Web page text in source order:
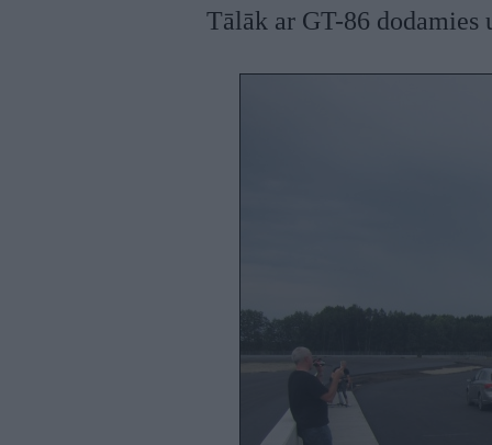
Tālāk ar GT-86 dodamies